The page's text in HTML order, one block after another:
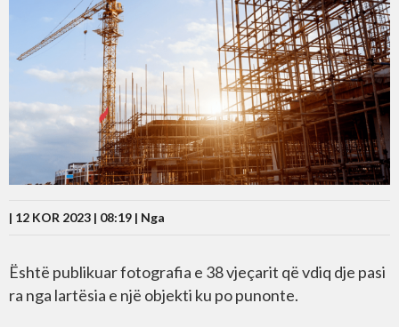
| 12 KOR 2023 | 08:19 | Nga
Është publikuar fotografia e 38 vjeçarit që vdiq dje pasi
ra nga lartësia e një objekti ku po punonte.